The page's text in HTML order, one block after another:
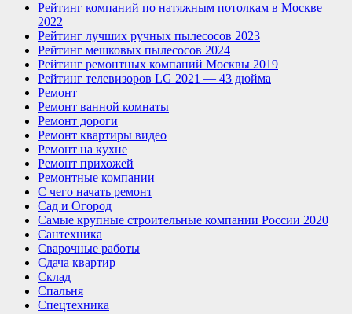
Рейтинг компаний по натяжным потолкам в Москве
2022
Рейтинг лучших ручных пылесосов 2023
Рейтинг мешковых пылесосов 2024
Рейтинг ремонтных компаний Москвы 2019
Рейтинг телевизоров LG 2021 — 43 дюйма
Ремонт
Ремонт ванной комнаты
Ремонт дороги
Ремонт квартиры видео
Ремонт на кухне
Ремонт прихожей
Ремонтные компании
С чего начать ремонт
Сад и Огород
Самые крупные строительные компании России 2020
Сантехника
Сварочные работы
Сдача квартир
Склад
Спальня
Спецтехника